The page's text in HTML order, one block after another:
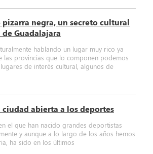
pizarra negra, un secreto cultural
Guadalajara
hablando un lugar muy rico ya
las provincias que lo componen podemos
de interés cultural, algunos de
ciudad abierta a los deportes
el que han nacido grandes deportistas
y aunque a lo largo de los años hemos
ha sido en los últimos